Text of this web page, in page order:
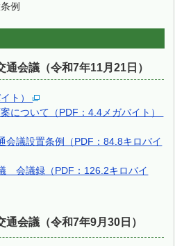
例
会議（令和7年11月21日）
イト）
について（PDF：4.4メガバイト）
会議設置条例（PDF：84.8キロバイ
会議録（PDF：126.2キロバイ
会議（令和7年9月30日）